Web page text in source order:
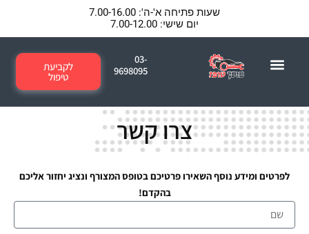
שעות פתיחה א'-ה': 7.00-16.00
יום שישי: 7.00-12.00
03-
9698095
לקביעת
טיפול
צרו קשר
לפרטים ומידע נוסף השאירו פרטיכם בטופס המצורף ונציג יחזור אליכם
בהקדם!